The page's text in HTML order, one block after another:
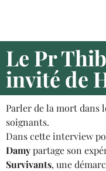
Le Pr
invité de
Parler de la mort dans
soignants.
Dans cette interview
Damypartage son
Survivants, une